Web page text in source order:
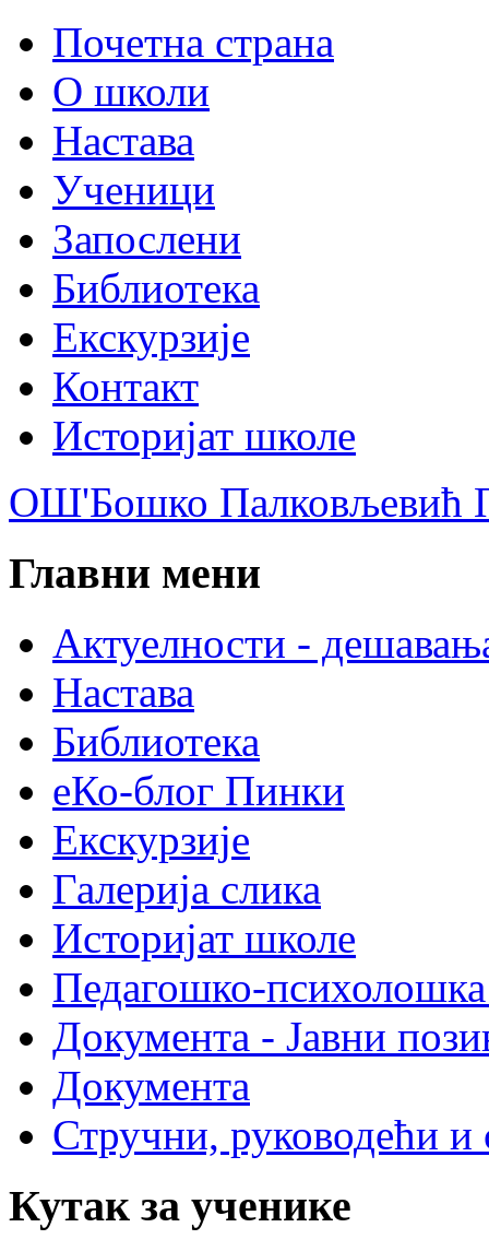
Почетна страна
О школи
Настава
Ученици
Запослени
Библиотека
Екскурзије
Контакт
Историјат школе
ОШ'Бошко Палковљевић
Главни мени
Актуелности -
Настава
Библиотека
еКо-блог Пинки
Екскурзије
Галерија слика
Историјат школе
Педагошко-психолошка
Документа - Јавни
Документа
Стручни, руководећи и
Кутак за ученике